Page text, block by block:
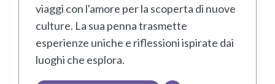
viaggi con l'amore per la scoperta di nuove
culture. La sua penna trasmette
esperienze uniche e riflessioni ispirate dai
luoghi che esplora.